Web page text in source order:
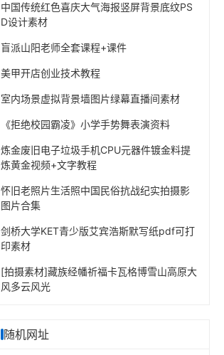
中国传统红色喜庆大气海报竖屏背景底纹PS
D设计素材
盲派山阳老师全套课程+课件
美甲开店创业技术教程
室内场景虚拟背景墙图片绿幕直播间素材
《拒绝校园霸凌》小学手势舞表演资料
炼金废旧电子垃圾手机CPU元器件镀金料提
炼黄金视频+文字教程
怀旧老照片生活照中国民俗抗战纪实拍摄影
图片合集
剑桥大学KET青少版艾宾浩斯默写纸pdf可打
印素材
[拍摄素材]藏族经幡祈福卡瓦格博雪山高原大
风多云风光
随机网址